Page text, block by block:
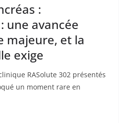
:
une avancée
majeure, et la
exige
RASolute 302 présentés
un moment rare en